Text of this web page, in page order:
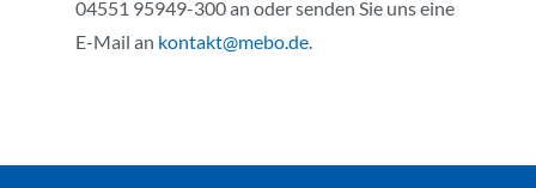
04551 95949-300 an oder senden Sie uns eine
E-Mail an kontakt@mebo.de.